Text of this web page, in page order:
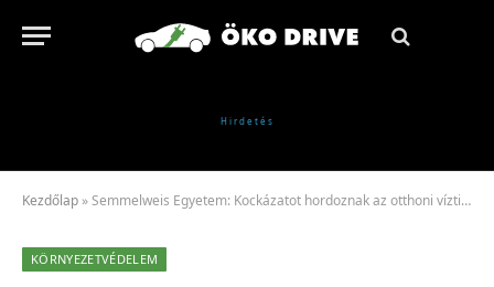
Kezdőlap »Semmelweis Egyetem: Kockázatot hordoznak az otthoni víztisztitók
KÖRNYEZETVÉDELEM